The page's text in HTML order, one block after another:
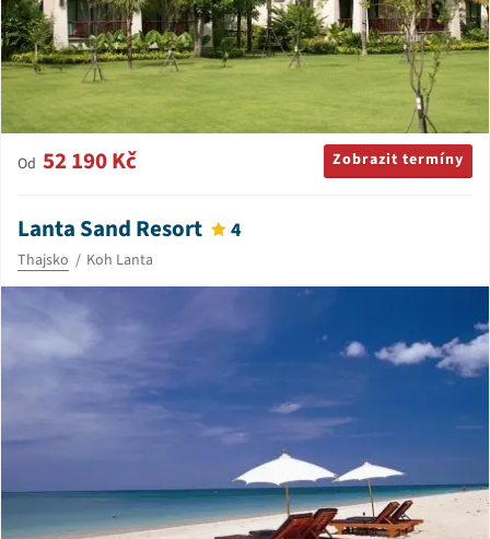
Od 52 190 Kč Zobrazit termíny
Lanta Sand Resort 4
Thajsko Koh Lanta